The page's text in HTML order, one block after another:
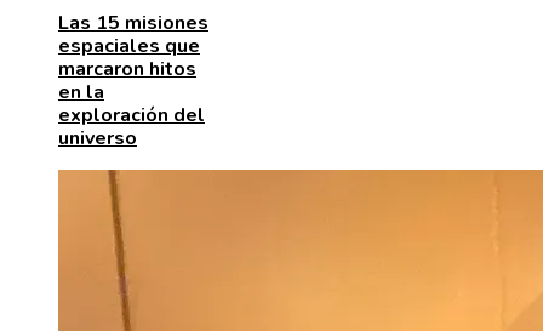
Las 15 misiones
espaciales que
marcaron hitos
en la
exploración del
universo